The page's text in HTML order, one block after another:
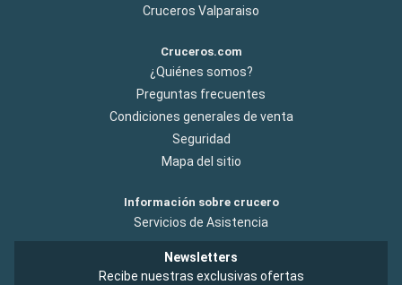
Cruceros Valparaiso
Cruceros.com
¿Quiénes somos?
Preguntas frecuentes
Condiciones generales de venta
Seguridad
Mapa del sitio
Información sobre crucero
Servicios de Asistencia
Newsletters
Recibe nuestras exclusivas ofertas